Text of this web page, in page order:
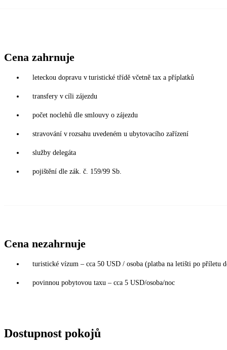
Cena zahrnuje
leteckou dopravu v turistické třídě včetně tax a příplatků
transfery v cíli zájezdu
počet noclehů dle smlouvy o zájezdu
stravování v rozsahu uvedeném u ubytovacího zařízení
služby delegáta
pojištění dle zák. č. 159/99 Sb.
Cena nezahrnuje
turistické vízum – cca 50 USD / osoba (platba na letišti po příletu
povinnou pobytovou taxu – cca 5 USD/osoba/noc
Dostupnost pokojů